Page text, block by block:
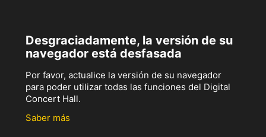
Desgraciadamente, la versión de su
navegador está desfasada
Por favor, actualice la versión de su navegador
para poder utilizar todas las funciones del Digital
Concert Hall.
Saber más